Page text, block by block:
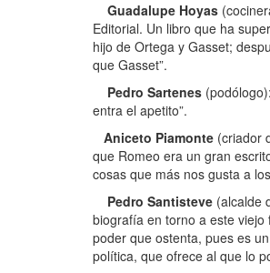
Guadalupe Hoyas
Editorial. Un libro que ha
hijo de Ortega y Gasset;
que Gasset”.
Pedro Sartenes
entra el apetito”.
Aniceto Piamonte (criador
que Romeo era un gran
cosas que más nos gusta a
Pedro Santisteve (alcalde
biografía en torno a este
poder que ostenta, pues es
política, que ofrece al que lo